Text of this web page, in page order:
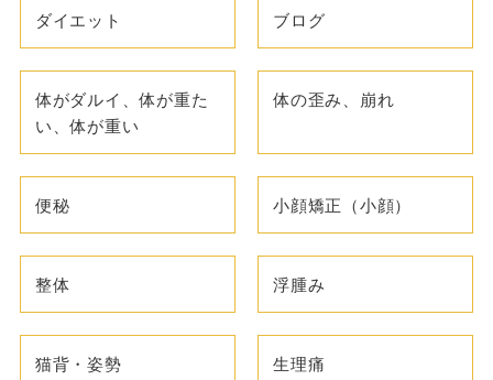
ダイエット ブログ
体がダルイ、体が重た
い、体が重い
体の歪み、崩れ
便秘 小顔矯正（小顔）
整体 浮腫み
猫背・姿勢 生理痛